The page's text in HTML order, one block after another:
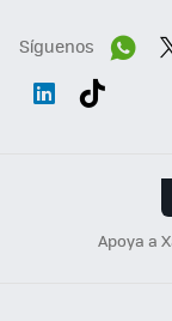
Síguenos
Apoya a